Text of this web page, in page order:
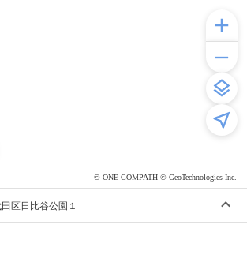
© ONE COMPATH © GeoTechnologies Inc.
区日比谷公園１